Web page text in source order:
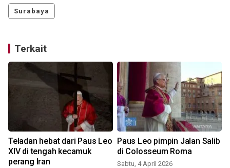
Surabaya
Terkait
Teladan hebat dari Paus Leo
XIV di tengah kecamuk
perang Iran
Paus Leo pimpin Jalan Salib
di Colosseum Roma
Sabtu, 4 April 2026